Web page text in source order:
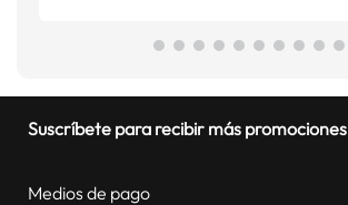
Suscríbete para recibir más promociones
Medios de pago